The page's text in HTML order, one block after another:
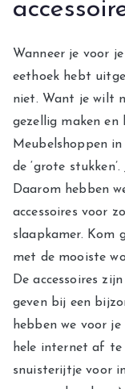
Wanneer je voor
eethoek hebt
niet. Want je wilt
gezellig maken
Meubelshoppen
de ‘grote
Daarom hebben
accessoires voor
slaapkamer. Kom
met de mooiste
De accessoires
geven bij een
hebben we voor
hele internet af te
snuisterijtje voor